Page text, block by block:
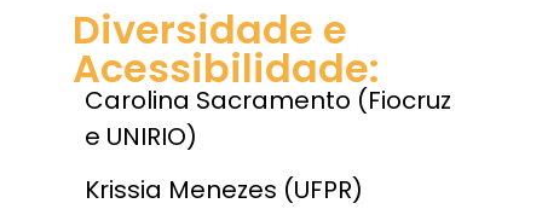
Diversidade e
Acessibilidade:
Carolina Sacramento (Fiocruz
e UNIRIO)
Krissia Menezes (UFPR)